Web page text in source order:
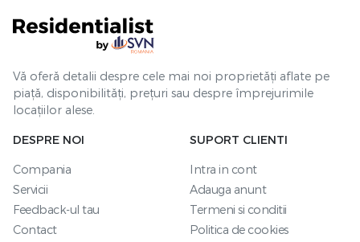
Vă oferă detalii despre cele mai noi proprietăți aflate pe
piață, disponibilități, prețuri sau despre împrejurimile
locațiilor alese.
DESPRE NOI
Compania
Servicii
Feedback-ul tau
Contact
SUPORT CLIENTI
Intra in cont
Adauga anunt
Termeni si conditii
Politica de cookies